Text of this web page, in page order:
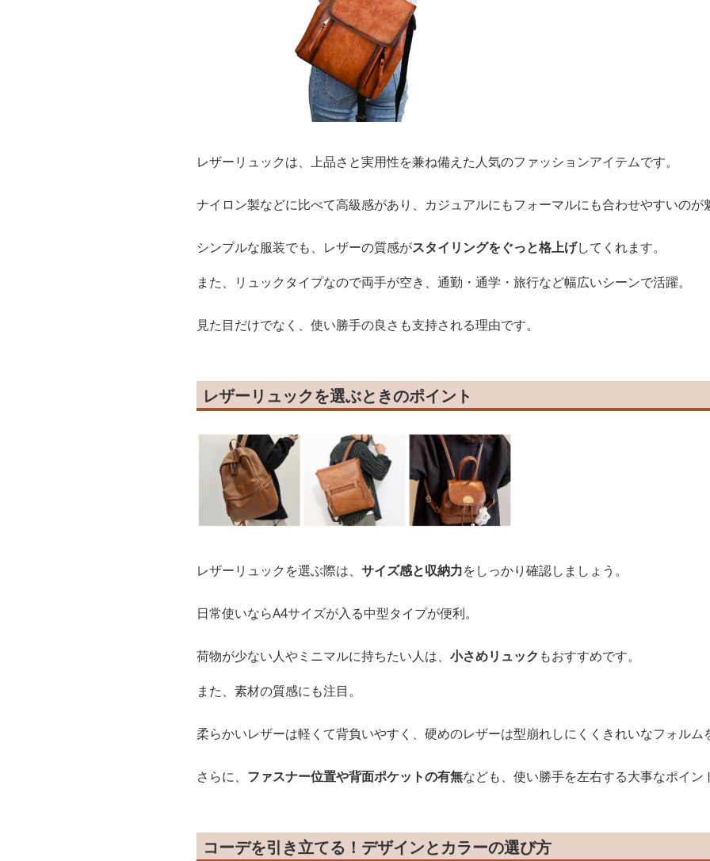
レザーリュックは、上品さと実用性を兼ね備えた人気のファッションアイテムです。
ナイロン製などに比べて高級感があり、カジュアルにもフォーマルにも合わせやすいのが
シンプルな服装でも、レザーの質感がスタイリングをぐっと格上げしてくれます。
また、リュックタイプなので両手が空き、通勤・通学・旅行など幅広いシーンで活躍。
見た目だけでなく、使い勝手の良さも支持される理由です。
レザーリュックを選ぶときのポイント
レザーリュックを選ぶ際は、 サイズ感と収納力をしっかり確認しましょう。
日常使いならA4サイズが入る中型タイプが便利。
荷物が少ない人やミニマルに持ちたい人は、 小さめリュック もおすすめです。
また、素材の質感にも注目。
柔らかいレザーは軽くて背負いやすく、硬めのレザーは型崩れしにくくきれいなフォルム
さらに、 ファスナー位置や背面ポケットの有無なども、使い勝手を左右する大事なポイン
コーデを引き立てる！デザインとカラーの選び方